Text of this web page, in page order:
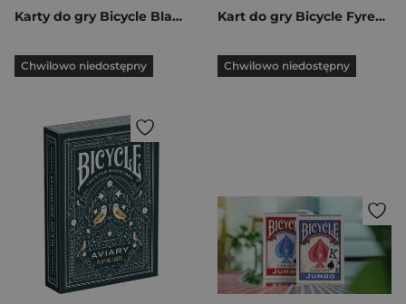
Karty do gry Bicycle Black and Gold Mickey
Chwilowo niedostępny
Kart do gry Bicycle Fyrebird
Chwilowo niedostępny